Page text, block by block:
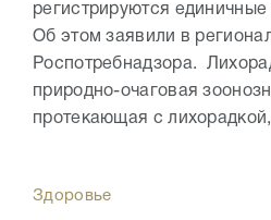
регистрируются
Об этом заявили в
Роспотребнадзора.
природно-очаговая
протекающая с
Здоровье